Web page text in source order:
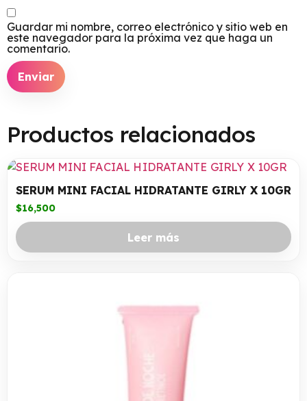
Guardar mi nombre, correo electrónico y sitio web en
este navegador para la próxima vez que haga un
comentario.
Productos relacionados
SERUM MINI FACIAL HIDRATANTE GIRLY X 10GR
$16,500
Leer más